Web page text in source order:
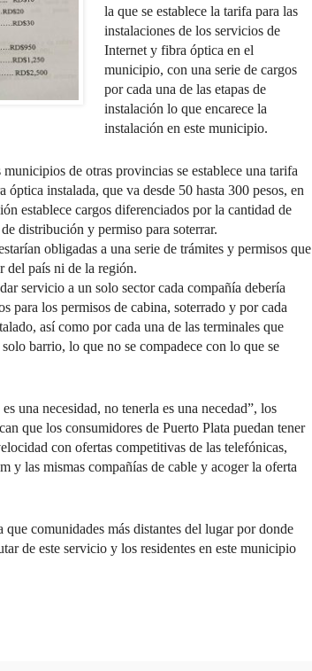
la que se establece la tarifa para las
instalaciones de los servicios de
Internet y fibra óptica en el
municipio, con una serie de cargos
por cada una de las etapas de
instalación lo que encarece la
instalación en este municipio.
de otras provincias se establece una tarifa
instalada, que va desde 50 hasta 300 pesos, en
establece cargos diferenciados por la cantidad de
distribución y permiso para soterrar.
obligadas a una serie de trámites y permisos que
del país ni de la región.
servicio a un solo sector cada compañía debería
para los permisos de cabina, soterrado y por cada
así como por cada una de las terminales que
barrio, lo que no se compadece con lo que se
una necesidad, no tenerla es una necedad”, los
que los consumidores de Puerto Plata puedan tener
con ofertas competitivas de las telefónicas,
y las mismas compañías de cable y acoger la oferta
comunidades más distantes del lugar por donde
de este servicio y los residentes en este municipio